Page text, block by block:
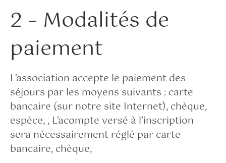
2 – Modalités de
paiement
L’association accepte le paiement des
séjours par les moyens suivants : carte
bancaire (sur notre site Internet), chèque,
espèce, , L’acompte versé à l’inscription
sera nécessairement réglé par carte
bancaire, chèque,